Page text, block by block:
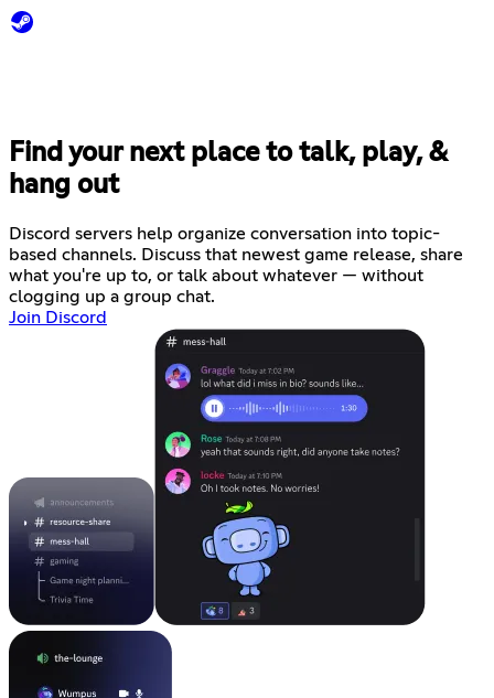
Find your next place to talk, play, &
hang out
Discord servers help organize conversation into topic-
based channels. Discuss that newest game release, share
what you're up to, or talk about whatever — without
clogging up a group chat.
Join Discord